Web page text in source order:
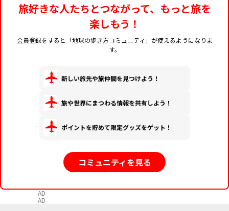
旅好きな人たちとつながって、もっと旅を
楽しもう！
会員登録をすると「地球の歩き方コミュニティ」が使えるようになりま
す。
新しい旅先や旅仲間を見つけよう！
旅や世界にまつわる情報を共有しよう！
ポイントを貯めて限定グッズをゲット！
コミュニティを見る
AD
AD